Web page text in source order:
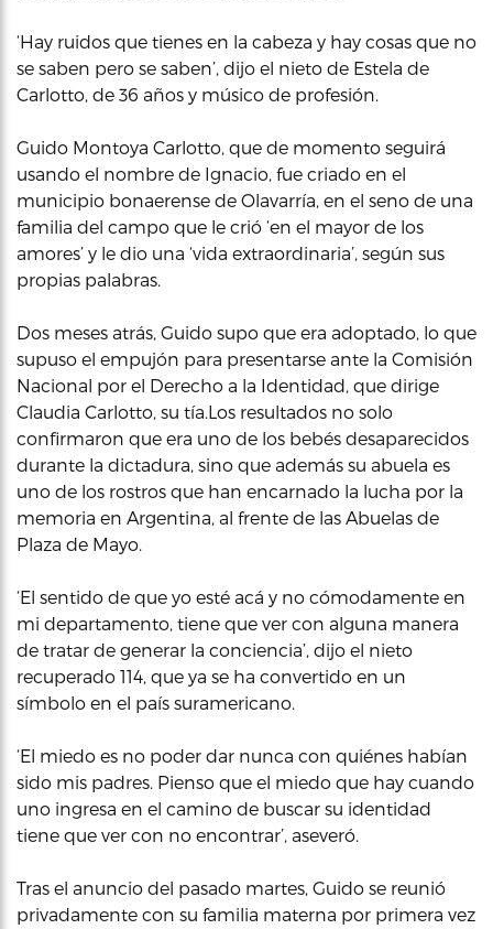
‘Hay ruidos que tienes en la cabeza y hay cosas que no
se saben pero se saben’, dijo el nieto de Estela de
Carlotto, de 36 años y músico de profesión.
Guido Montoya Carlotto, que de momento seguirá
usando el nombre de Ignacio, fue criado en el
municipio bonaerense de Olavarría, en el seno de una
familia del campo que le crió ‘en el mayor de los
amores’ y le dio una ‘vida extraordinaria’, según sus
propias palabras.
Dos meses atrás, Guido supo que era adoptado, lo que
supuso el empujón para presentarse ante la Comisión
Nacional por el Derecho a la Identidad, que dirige
Claudia Carlotto, su tía.Los resultados no solo
confirmaron que era uno de los bebés desaparecidos
durante la dictadura, sino que además su abuela es
uno de los rostros que han encarnado la lucha por la
memoria en Argentina, al frente de las Abuelas de
Plaza de Mayo.
‘El sentido de que yo esté acá y no cómodamente en
mi departamento, tiene que ver con alguna manera
de tratar de generar la conciencia’, dijo el nieto
recuperado 114, que ya se ha convertido en un
símbolo en el país suramericano.
‘El miedo es no poder dar nunca con quiénes habían
sido mis padres. Pienso que el miedo que hay cuando
uno ingresa en el camino de buscar su identidad
tiene que ver con no encontrar’, aseveró.
Tras el anuncio del pasado martes, Guido se reunió
privadamente con su familia materna por primera vez